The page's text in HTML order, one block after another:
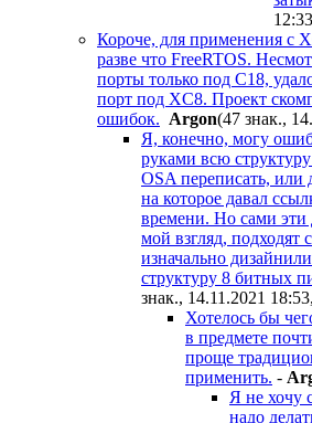
12:33
Короче, для применения с
разве что FreeRTOS.
порты только под C18,
порт под XC8. Проект
ошибок. Argon(47 знак.,
Я, конечно, могу
руками всю
OSA переписать, или
на которое давал
времени. Но сами
мой взгляд, подходят
изначально
структуру 8 битных
знак., 14.11.2021 18:53,
Хотелось бы
в предмете
проще
применить. -
Я не хочу
надо